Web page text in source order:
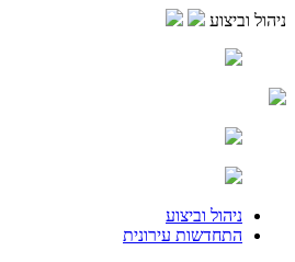
ניהול וביצוע
ניהול וביצוע
התחדשות עירונית